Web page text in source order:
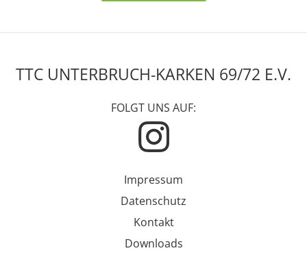
TTC UNTERBRUCH-KARKEN 69/72 E.V.
FOLGT UNS AUF:
Impressum
Datenschutz
Kontakt
Downloads